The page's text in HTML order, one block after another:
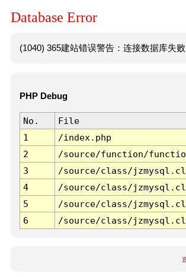
Database Error
(1040) 365建站错误警告：连接数据库失
PHP Debug
No. File
1
/index.php
2
/source/function/
3
/source/class/
4
/source/class/
5
/source/class/
6
/source/class/